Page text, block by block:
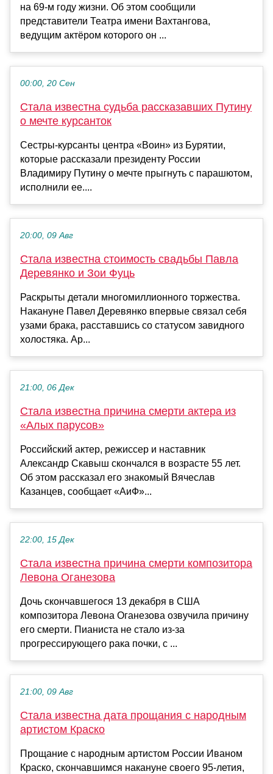
на 69-м году жизни. Об этом сообщили
представители Театра имени Вахтангова,
ведущим актёром которого он ...
00:00, 20 Сен
Стала известна судьба рассказавших Путину
о мечте курсанток
Сестры-курсанты центра «Воин» из Бурятии,
которые рассказали президенту России
Владимиру Путину о мечте прыгнуть с парашютом,
исполнили ее....
20:00, 09 Авг
Стала известна стоимость свадьбы Павла
Деревянко и Зои Фуць
Раскрыты детали многомиллионного торжества.
Накануне Павел Деревянко впервые связал себя
узами брака, расставшись со статусом завидного
холостяка. Ар...
21:00, 06 Дек
Стала известна причина смерти актера из
«Алых парусов»
Российский актер, режиссер и наставник
Александр Скавыш скончался в возрасте 55 лет.
Об этом рассказал его знакомый Вячеслав
Казанцев, сообщает «АиФ»...
22:00, 15 Дек
Стала известна причина смерти композитора
Левона Оганезова
Дочь скончавшегося 13 декабря в США
композитора Левона Оганезова озвучила причину
его смерти. Пианиста не стало из-за
прогрессирующего рака почки, с ...
21:00, 09 Авг
Стала известна дата прощания с народным
артистом Краско
Прощание с народным артистом России Иваном
Краско, скончавшимся накануне своего 95-летия,